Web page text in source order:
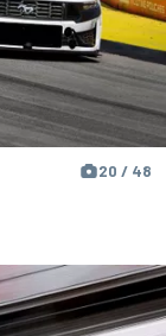
20 / 48